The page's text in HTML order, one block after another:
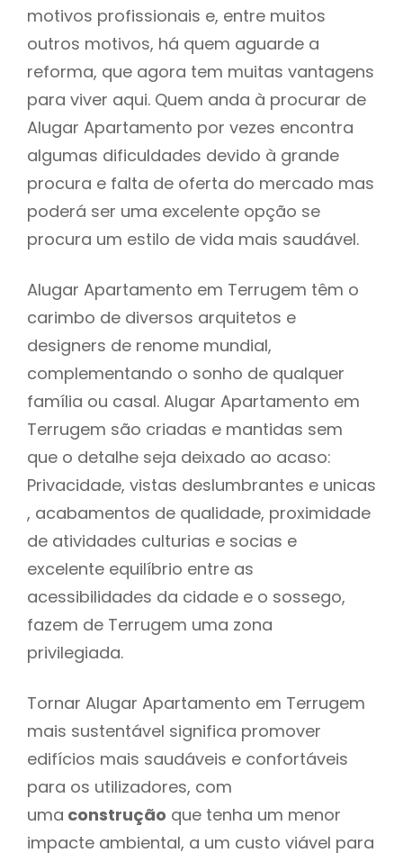
motivos profissionais e, entre muitos
outros motivos, há quem aguarde a
reforma, que agora tem muitas vantagens
para viver aqui. Quem anda à procurar de
Alugar Apartamento por vezes encontra
algumas dificuldades devido à grande
procura e falta de oferta do mercado mas
poderá ser uma excelente opção se
procura um estilo de vida mais saudável.
Alugar Apartamento em Terrugem têm o
carimbo de diversos arquitetos e
designers de renome mundial,
complementando o sonho de qualquer
família ou casal. Alugar Apartamento em
Terrugem são criadas e mantidas sem
que o detalhe seja deixado ao acaso:
Privacidade, vistas deslumbrantes e unicas
, acabamentos de qualidade, proximidade
de atividades culturias e socias e
excelente equilíbrio entre as
acessibilidades da cidade e o sossego,
fazem de Terrugem uma zona
privilegiada.
Tornar Alugar Apartamento em Terrugem
mais sustentável significa promover
edifícios mais saudáveis e confortáveis
para os utilizadores, com
uma construção que tenha um menor
impacte ambiental, a um custo viável para